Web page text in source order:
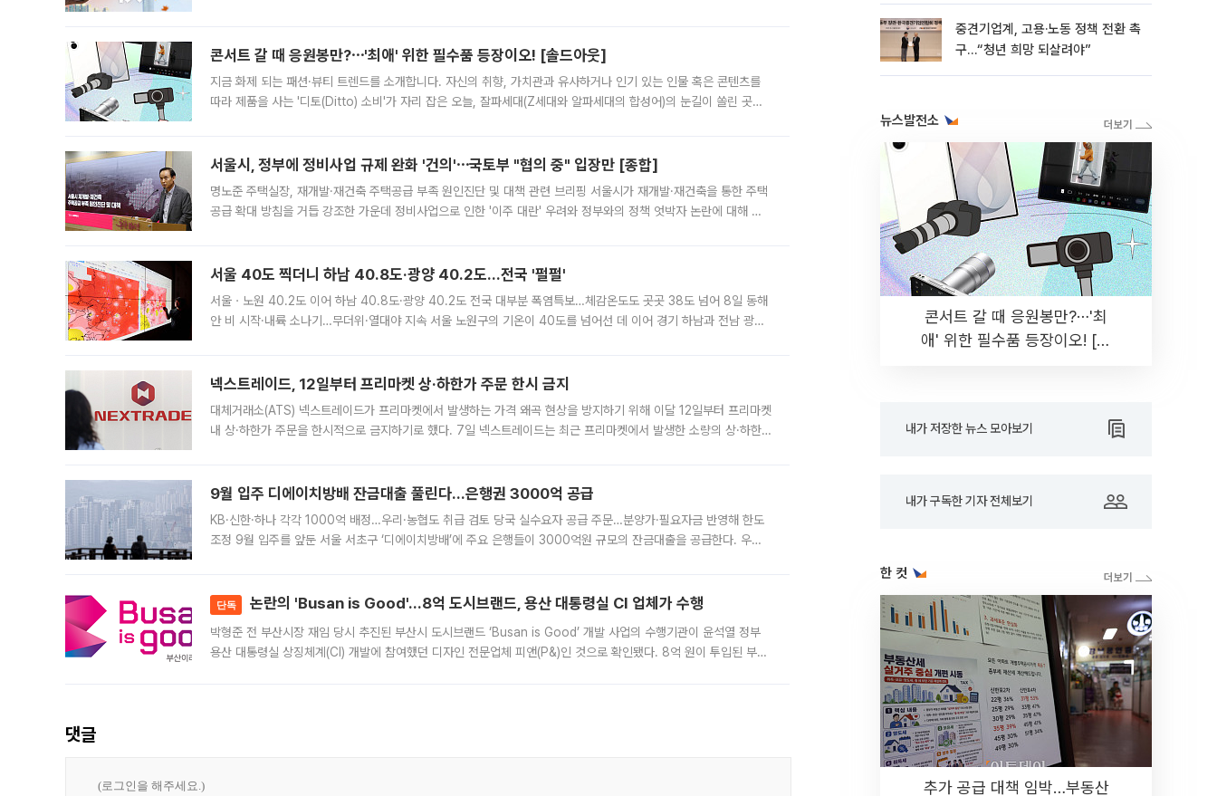
콘서트 갈 때 응원봉만?⋯'최애' 위한 필수품 등장이오! [솔드아웃]
지금 화제 되는 패션·뷰티 트렌드를 소개합니다. 자신의 취향, 가치관과 유사하거나 인기 있는 인물 혹은 콘텐츠를
따라 제품을 사는 '디토(Ditto) 소비'가 자리 잡은 오늘, 잘파세대(Z세대와 알파세대의 합성어)의 눈길이 쏠린 곳은
서울시, 정부에 정비사업 규제 완화 '건의'⋯국토부 "협의 중" 입장만 [종합]
명노준 주택실장, 재개발·재건축 주택공급 부족 원인진단 및 대책 관련 브리핑 서울시가 재개발·재건축을 통한 주택
공급 확대 방침을 거듭 강조한 가운데 정비사업으로 인한 '이주 대란' 우려와 정부와의 정책 엇박자 논란에 대해 정
서울 40도 찍더니 하남 40.8도·광양 40.2도…전국 '펄펄'
서울ㆍ노원 40.2도 이어 하남 40.8도·광양 40.2도 전국 대부분 폭염특보…체감온도도 곳곳 38도 넘어 8일 동해
안 비 시작·내륙 소나기…무더위·열대야 지속 서울 노원구의 기온이 40도를 넘어선 데 이어 경기 하남과 전남 광양
넥스트레이드, 12일부터 프리마켓 상·하한가 주문 한시 금지
대체거래소(ATS) 넥스트레이드가 프리마켓에서 발생하는 가격 왜곡 현상을 방지하기 위해 이달 12일부터 프리마켓
내 상·하한가 주문을 한시적으로 금지하기로 했다. 7일 넥스트레이드는 최근 프리마켓에서 발생한 소량의 상·하한
9월 입주 디에이치방배 잔금대출 풀린다…은행권 3000억 공급
KB·신한·하나 각각 1000억 배정…우리·농협도 취급 검토 당국 실수요자 공급 주문…분양가·필요자금 반영해 한도
조정 9월 입주를 앞둔 서울 서초구 ‘디에이치방배’에 주요 은행들이 3000억원 규모의 잔금대출을 공급한다. 우리
단독 논란의 'Busan is Good'…8억 도시브랜드, 용산 대통령실 CI 업체가 수행
박형준 전 부산시장 재임 당시 추진된 부산시 도시브랜드 ‘Busan is Good’ 개발 사업의 수행기관이 윤석열 정부
용산 대통령실 상징체계(CI) 개발에 참여했던 디자인 전문업체 피앤(P&)인 것으로 확인됐다. 8억 원이 투입된 부산
댓글
중견기업계, 고용·노동 정책 전환 촉
구…“청년 희망 되살려야”
뉴스발전소
콘서트 갈 때 응원봉만?⋯'최
애' 위한 필수품 등장이오! [솔
내가 저장한 뉴스 모아보기
내가 구독한 기자 전체보기
한 컷
추가 공급 대책 임박…부동산